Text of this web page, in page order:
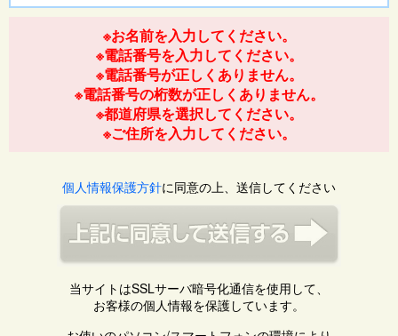
※お名前を入力してください。
※電話番号を入力してください。
※電話番号が正しくありません。
※電話番号の桁数が正しくありません。
※都道府県を選択してください。
※ご住所を入力してください。
個人情報保護方針に同意の上、送信してください
当サイトはSSLサーバ暗号化通信を使用して、
お客様の個人情報を保護しています。